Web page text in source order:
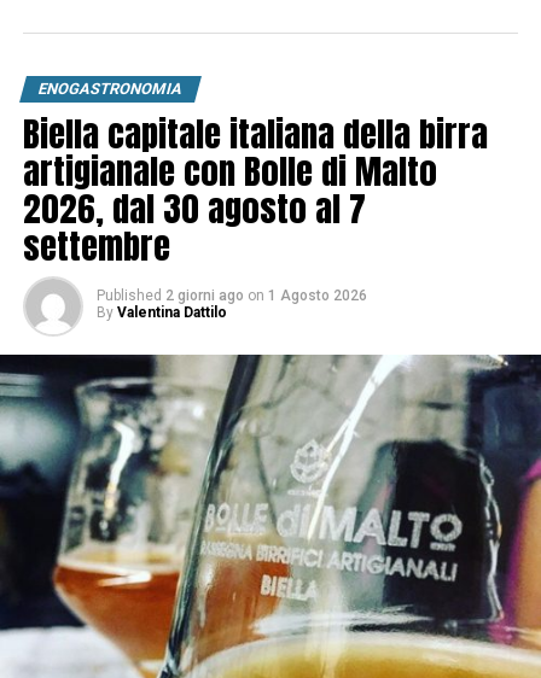
ENOGASTRONOMIA
Biella capitale italiana della birra
artigianale con Bolle di Malto
2026, dal 30 agosto al 7
settembre
Published 2 giorni ago on 1 Agosto 2026
By Valentina Dattilo